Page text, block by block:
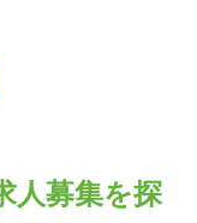
人募集を探